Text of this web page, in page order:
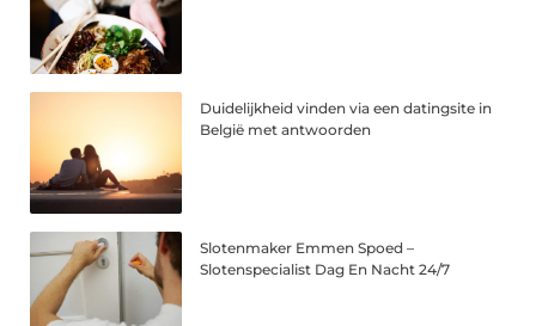
Duidelijkheid vinden via een datingsite in
België met antwoorden
Slotenmaker Emmen Spoed –
Slotenspecialist Dag En Nacht 24/7